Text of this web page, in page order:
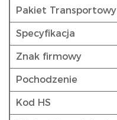
Pakiet Transportowy
Specyfikacja
Znak firmowy
Pochodzenie
Kod HS